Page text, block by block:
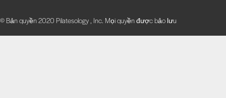
© Bản quyền 2020 Pilatesology , Inc. Mọi quyền được bảo lưu